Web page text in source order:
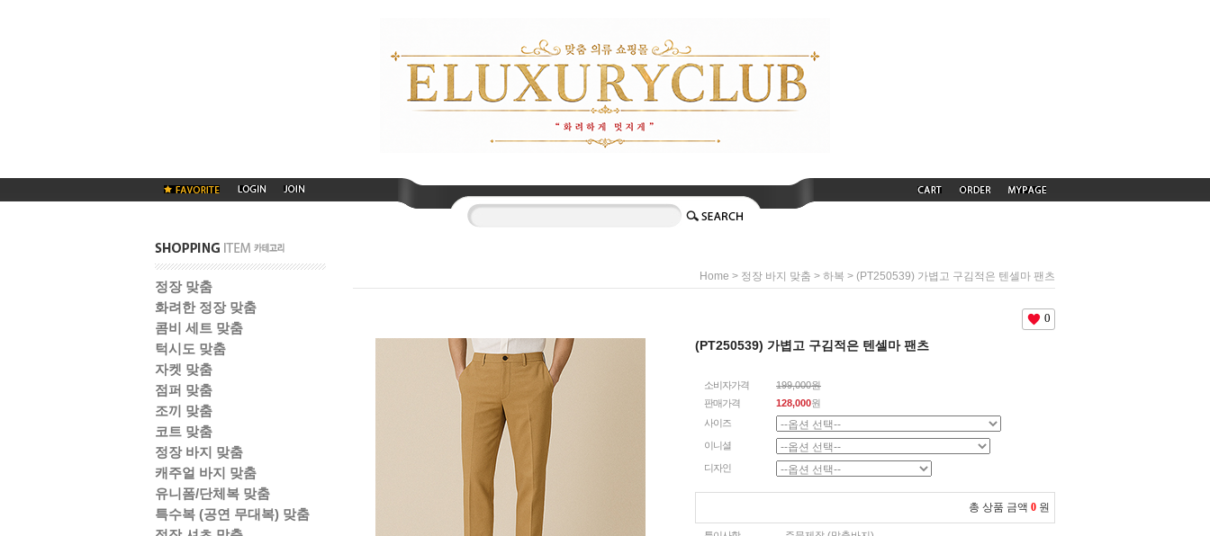
정장 맞춤
화려한 정장 맞춤
콤비 세트 맞춤
턱시도 맞춤
자켓 맞춤
점퍼 맞춤
조끼 맞춤
코트 맞춤
정장 바지 맞춤
캐주얼 바지 맞춤
유니폼/단체복 맞춤
특수복 (공연 무대복) 맞춤
Home > 정장 바지 맞춤 > 하복 > (PT250539) 가볍고 구김적은 텐셀마 팬츠
0
(PT250539) 가볍고 구김적은 텐셀마 팬츠
소비자가격
199,000원
판매가격
128,000원
사이즈
이니셜
디자인
총 상품 금액 0 원